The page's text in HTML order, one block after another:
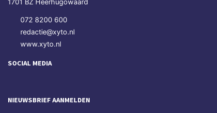
1701 BZ Heerhugowaard
072 8200 600
redactie@xyto.nl
www.xyto.nl
SOCIAL MEDIA
NIEUWSBRIEF AANMELDEN